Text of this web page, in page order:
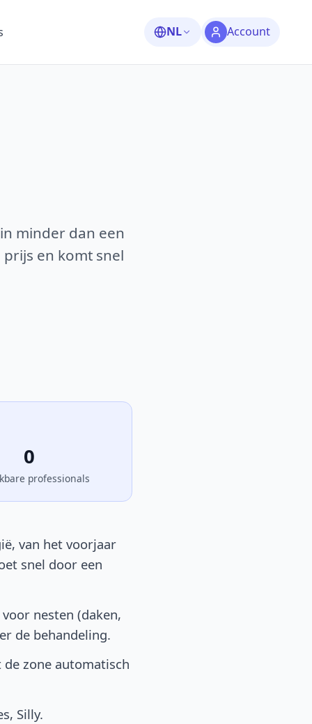
NL Account
minder dan een
en komt snel
0
professionals
van het voorjaar
snel door een
nesten (daken,
de behandeling.
zone automatisch
Silly.